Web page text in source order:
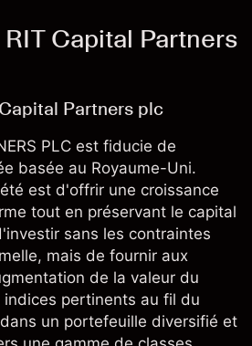
Capital Partners
Partners plc
PLC est fiducie de
basée au Royaume-Uni.
est d'offrir une croissance
tout en préservant le capital
sans les contraintes
mais de fournir aux
de la valeur du
pertinents au fil du
un portefeuille diversifié et